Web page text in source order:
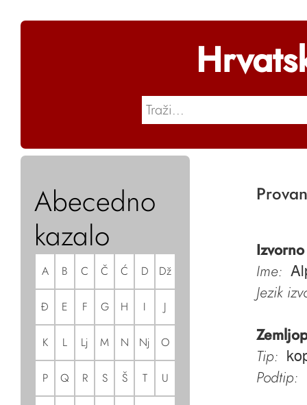
Abecedno
kazalo
A B C Č Ć D Dž
Đ E F G H I J
K L Lj M N Nj O
P Q R S Š T U
Ime:
Jezik
Tip:
Podtip: